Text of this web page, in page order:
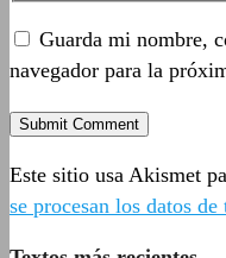
Guarda mi nombre,
navegador para la
Este sitio usa Akismet
se procesan los datos